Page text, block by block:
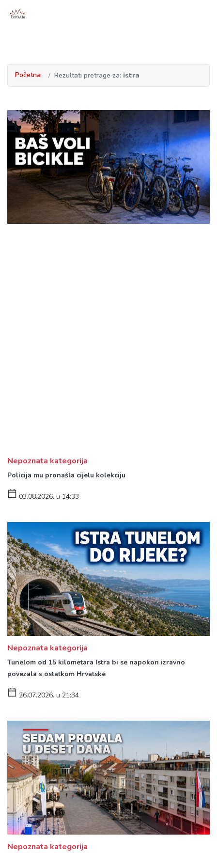
Početna Rezultati pretrage za: istra
Nepoznata kategorija
Policija mu pronašla cijelu kolekciju
03.08.2026. u 14:33
Nepoznata kategorija
Tunelom od 15 kilometara Istra bi se napokon izravno
povezala s ostatkom Hrvatske
26.07.2026. u 21:34
Nepoznata kategorija